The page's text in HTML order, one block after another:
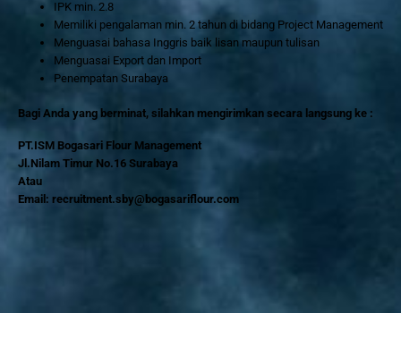
IPK min. 2.8
Memiliki pengalaman min. 2 tahun di bidang Project Management
Menguasai bahasa Inggris baik lisan maupun tulisan
Menguasai Export dan Import
Penempatan Surabaya
Bagi Anda yang berminat, silahkan mengirimkan secara langsung ke :
PT.ISM Bogasari Flour Management
Jl.Nilam Timur No.16 Surabaya
Atau
Email: recruitment.sby@bogasariflour.com